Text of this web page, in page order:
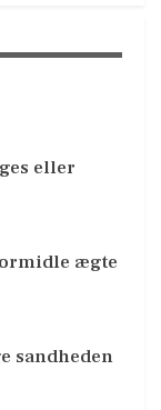
eller
ægte
sandheden